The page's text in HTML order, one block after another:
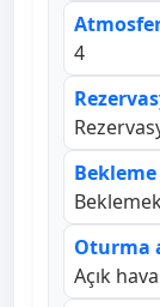
4
Oturma
Açık